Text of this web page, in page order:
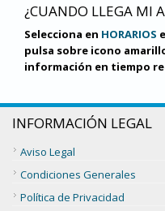
¿CUANDO LLEGA MI
Selecciona en HORARIOS
pulsa sobre icono
información en tiempo
INFORMACIÓN LEGAL
Aviso Legal
Condiciones Generales
Política de Privacidad